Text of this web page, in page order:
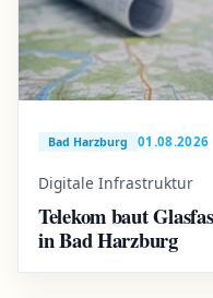
Bad Harzburg 01.08.2026
Digitale Infrastruktur
Telekom baut
in Bad Harzburg